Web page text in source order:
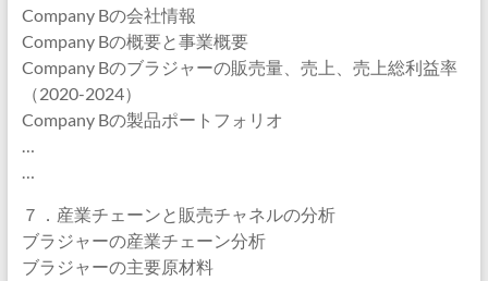
Company Bの会社情報
Company Bの概要と事業概要
Company Bのブラジャーの販売量、売上、売上総利益率
（2020-2024）
Company Bの製品ポートフォリオ
…
…
７．産業チェーンと販売チャネルの分析
ブラジャーの産業チェーン分析
ブラジャーの主要原材料